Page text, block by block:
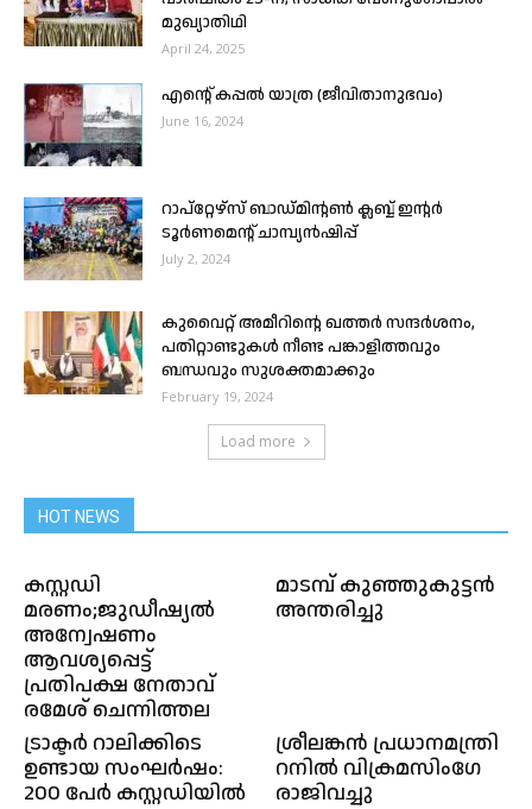
മുഖ്യാതിഥി
April 24, 2025
എന്റെ് കപ്പൽ യാത്ര (ജീവിതാനുഭവം)
June 16, 2024
റാപ്റ്റേഴ്സ് ബാഡ്മിന്റൺ ക്ലബ്ബ് ഇന്റർ
ടൂർണമെന്റ് ചാമ്പ്യൻഷിപ്പ്
July 2, 2024
കുവൈറ്റ് അമീറിന്റെ ഖത്തർ സന്ദർശനം,
പതിറ്റാണ്ടുകൾ നീണ്ട പങ്കാളിത്തവും
ബന്ധവും സുശക്തമാക്കും
February 19, 2024
Load more
HOT NEWS
കസ്റ്റഡി
മരണം;ജുഡീഷ്യൽ
അന്വേഷണം
ആവശ്യപ്പെട്ട്
പ്രതിപക്ഷ നേതാവ്
രമേശ് ചെന്നിത്തല
മാടമ്പ് കുഞ്ഞുകുട്ടന്‍
അന്തരിച്ചു
ട്രാക്ടർ റാലിക്കിടെ
ഉണ്ടായ സംഘർഷം:
200 പേർ കസ്റ്റഡിയിൽ
ശ്രീലങ്കൻ പ്രധാനമന്ത്രി
റനില്‍ വിക്രമസിംഗേ
രാജിവച്ചു